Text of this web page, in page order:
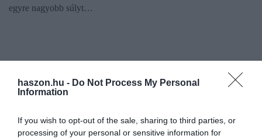
haszon.hu - Do Not Process My Personal
Information
If you wish to opt-out of the sale, sharing to third parties, or
processing of your personal or sensitive information for
egyre nagyobb súlyt…